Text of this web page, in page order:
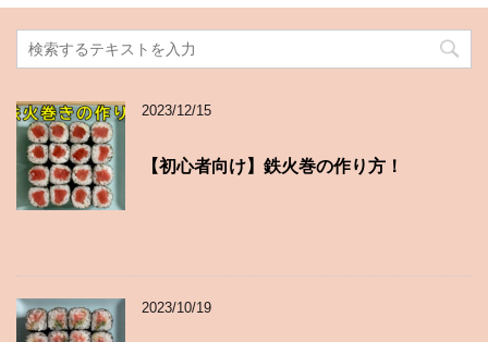
2023/12/15
【初心者向け】鉄火巻の作り方！
2023/10/19